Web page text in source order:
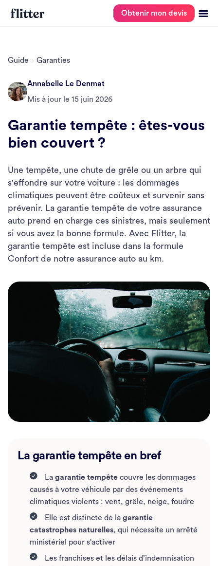
Obtenir mon devis
Guide Garanties
Annabelle Le Denmat
Mis à jour le 15 juin 2026
Garantie tempête : êtes-vous
bien couvert ?
Une tempête, une chute de grêle ou un arbre qui
s'effondre sur votre voiture : les dommages
climatiques peuvent être coûteux et survenir sans
prévenir. La garantie tempête de votre assurance
auto prend en charge ces sinistres, mais seulement
si vous avez la bonne formule. Avec Flitter, la
garantie tempête est incluse dans la formule
Confort de notre assurance auto au km.
La garantie tempête en bref
La garantie tempête couvre les dommages
causés à votre véhicule par des événements
climatiques violents : vent, grêle, neige, foudre
Elle est distincte de la garantie
catastrophes naturelles, qui nécessite un arrêté
ministériel pour s'activer
Les franchises et les délais d’indemnisation